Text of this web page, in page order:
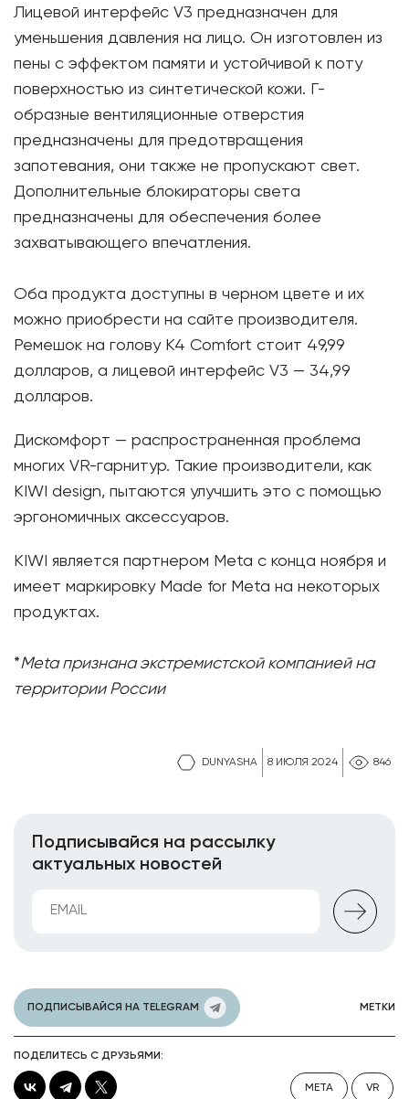
DUNYASHA 8 ИЮЛЯ 2024 846
Лицевой интерфейс V3 предназначен для
уменьшения давления на лицо. Он изготовлен из
пены с эффектом памяти и устойчивой к поту
поверхностью из синтетической кожи. Г-
образные вентиляционные отверстия
предназначены для предотвращения
запотевания, они также не пропускают свет.
Дополнительные блокираторы света
предназначены для обеспечения более
захватывающего впечатления.
Оба продукта доступны в черном цвете и их
можно приобрести на сайте производителя.
Ремешок на голову K4 Comfort стоит 49,99
долларов, а лицевой интерфейс V3 — 34,99
долларов.
Дискомфорт — распространенная проблема
многих VR-гарнитур. Такие производители, как
KIWI design, пытаются улучшить это с помощью
эргономичных аксессуаров.
KIWI является партнером Meta с конца ноября и
имеет маркировку Made for Meta на некоторых
продуктах.
*Meta признана экстремистской компанией на
территории России
Подписывайся на рассылку
актуальных новостей
ПОДПИСЫВАЙСЯ НА TELEGRAM МЕТКИ
ПОДЕЛИТЕСЬ С ДРУЗЬЯМИ:
META VR